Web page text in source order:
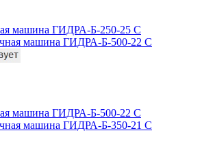
машина ГИДРА-Б-250-25 С
машина ГИДРА-Б-500-22 С